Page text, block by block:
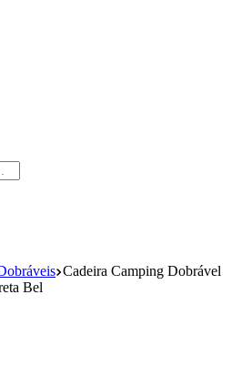
Cadeira Camping Dobrável
Bel